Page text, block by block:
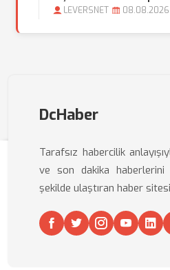
LEVERSNET 08.08.2026
DcHaber
Tarafsız habercilik
ve son dakika haberlerini
şekilde ulaştıran haber